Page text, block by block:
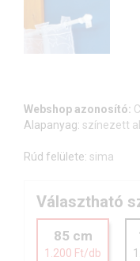
Webshop azonosító:
Alapanyag: színezett
Rúd felülete: sima
Választható
85 cm
1.200 Ft/db